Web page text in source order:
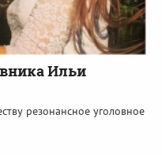
Ильи
резонансное уголовное